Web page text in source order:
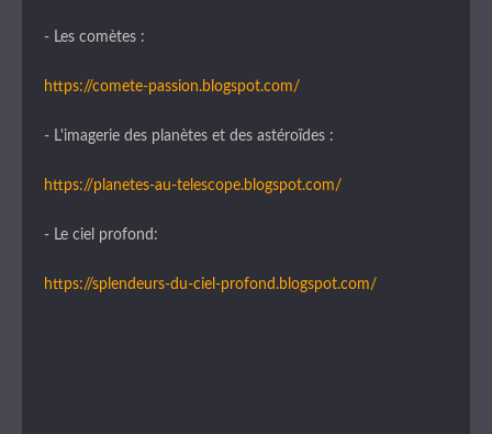
- Les comètes :
https://comete-passion.blogspot.com/
- L'imagerie des planètes et des astéroïdes :
https://planetes-au-telescope.blogspot.com/
- Le ciel profond:
https://splendeurs-du-ciel-profond.blogspot.com/